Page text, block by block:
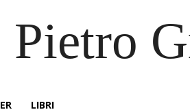
Pietro
LIBRI